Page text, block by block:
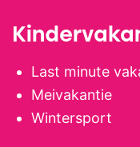
Last minute
Meivakantie
Wintersport